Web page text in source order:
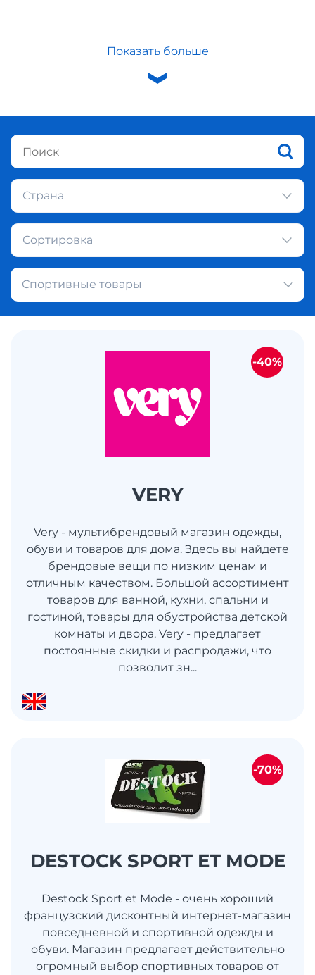
Показать больше
Страна
Сортировка
Спортивные товары
VERY
Very - мультибрендовый магазин одежды,
обуви и товаров для дома. Здесь вы найдете
брендовые вещи по низким ценам и
отличным качеством. Большой ассортимент
товаров для ванной, кухни, спальни и
гостиной, товары для обустройства детской
комнаты и двора. Very - предлагает
постоянные скидки и распродажи, что
позволит зн...
-40%
DESTOCK SPORT ET MODE
Destock Sport et Mode - очень хороший
французский дисконтный интернет-магазин
повседневной и спортивной одежды и
обуви. Магазин предлагает действительно
огромный выбор спортивных товаров от
-70%